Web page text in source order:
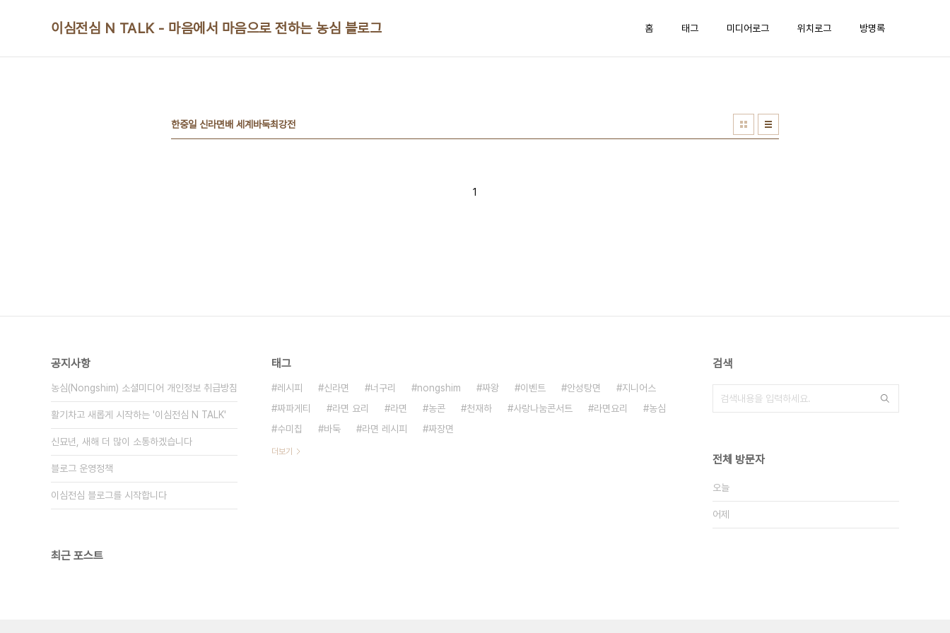
이심전심 N TALK - 마음에서 마음으로 전하는 농심 블로그 홈 태그 미디어로그 위치로그 방명록
한중일 신라면배 세계바둑최강전
1
공지사항
농심(Nongshim) 소셜미디어 개인정보 취급방침
활기차고 새롭게 시작하는 '이심전심 N TALK'
신묘년, 새해 더 많이 소통하겠습니다
블로그 운영정책
이심전심 블로그를 시작합니다
최근 포스트
태그
레시피 신라면 너구리 nongshim 짜왕 이벤트 안성탕면
지니어스
짜파게티
라면 요리 라면 농콘 천재하 사랑나눔콘서트 라면요리
농심
수미칩
바둑 라면 레시피 짜장면
더보기
검색
전체 방문자
오늘
어제